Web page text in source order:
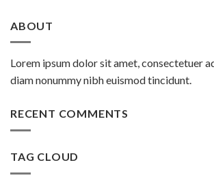
ABOUT
Lorem ipsum dolor sit amet, consectetuer
diam nonummy nibh euismod tincidunt.
RECENT COMMENTS
TAG CLOUD